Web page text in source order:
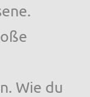
Wie du